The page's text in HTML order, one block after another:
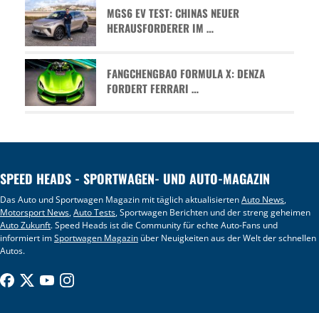
MGS6 EV TEST: CHINAS NEUER
HERAUSFORDERER IM …
FANGCHENGBAO FORMULA X: DENZA
FORDERT FERRARI …
SPEED HEADS - SPORTWAGEN- UND AUTO-MAGAZIN
Das Auto und Sportwagen Magazin mit täglich aktualisiertenAuto News,
Motorsport News,Auto Tests, Sportwagen Berichten und der streng geheimen
Auto Zukunft. Speed Heads ist die Community für echte Auto-Fans und
informiert imSportwagen Magazin über Neuigkeiten aus der Welt der schnellen
Autos.